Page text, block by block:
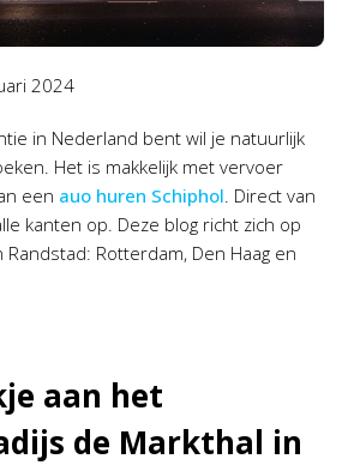
2024
in Nederland bent wil je natuurlijk
Het is makkelijk met vervoer
een auo huren Schiphol . Direct van
kanten op. Deze blog richt zich op
Rotterdam, Den Haag en
aan het
de Markthal in